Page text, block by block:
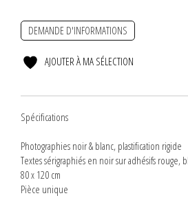
DEMANDE D'INFORMATIONS
AJOUTER À MA SÉLECTION
Spécifications
Photographies noir & blanc, plastification rigide
Textes sérigraphiés en noir sur adhésifs rouge,
80 x 120 cm
Pièce unique